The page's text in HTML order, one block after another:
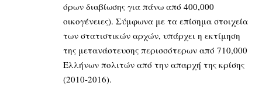
όρων διαβίωσης για πάνω από 400,000
οικογένειες). Σύμφωνα με τα επίσημα στοιχεία
των στατιστικών αρχών, υπάρχει η εκτίμηση
της μετανάστευσης περισσότερων από 710,000
Ελλήνων πολιτών από την απαρχή της κρίσης
(2010-2016).